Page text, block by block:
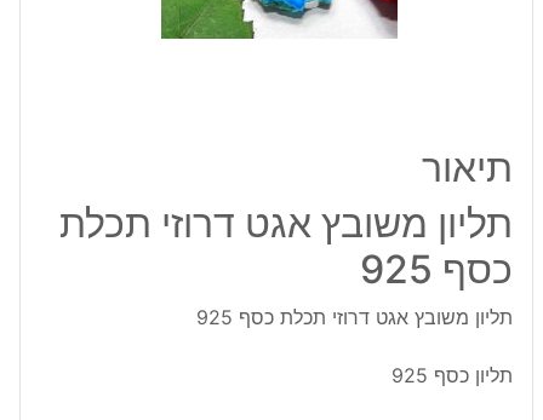
תיאור
תליון משובץ אגט דרוזי תכלת
כסף 925
תליון משובץ אגט דרוזי תכלת כסף 925
תליון כסף 925